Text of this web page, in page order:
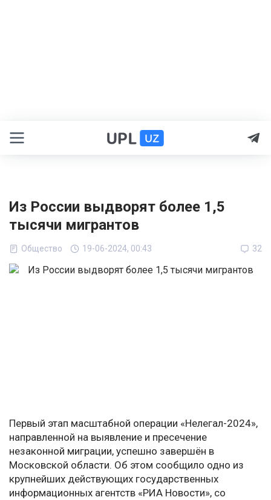
Из России выдворят более 1,5
тысячи мигрантов
Общество 19-06-2024, 00:43 32
Первый этап масштабной операции «Нелегал-2024»,
направленной на выявление и пресечение
незаконной миграции, успешно завершён в
Московской области. Об этом сообщило одно из
крупнейших действующих государственных
информационных агентств «РИА Новости», со